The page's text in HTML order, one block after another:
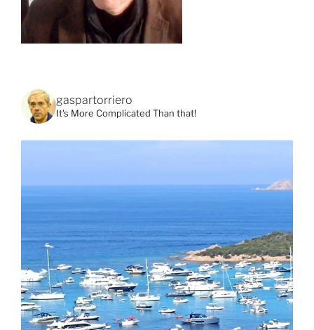
gaspartorriero
It's More Complicated Than that!